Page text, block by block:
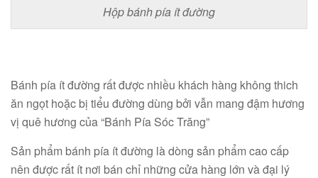
Hộp bánh pía ít đường
Bánh pía ít đường rất được nhiều khách hàng không thich
ăn ngọt hoặc bị tiểu đường dùng bởi vẫn mang đậm hương
vị quê hương của “Bánh Pía Sóc Trăng”
Sản phẩm bánh pía ít đường là dòng sản phẩm cao cấp
nên được rất ít nơi bán chỉ những cửa hàng lớn và đại lý